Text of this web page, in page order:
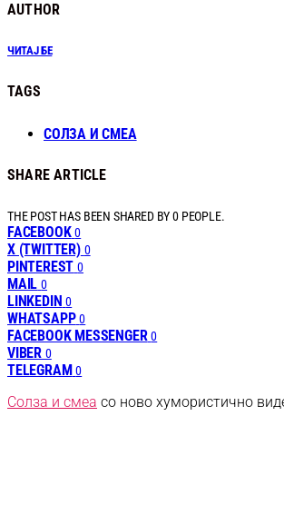
AUTHOR
ЧИТАЈ БЕ
TAGS
СОЛЗА И СМЕА
SHARE ARTICLE
THE POST HAS BEEN SHARED BY0 PEOPLE.
FACEBOOK 0
X (TWITTER) 0
PINTEREST 0
MAIL 0
LINKEDIN 0
WHATSAPP 0
FACEBOOK MESSENGER 0
VIBER 0
TELEGRAM 0
Солза и смеа со ново хумористично